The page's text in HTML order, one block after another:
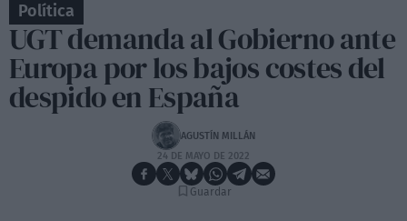
Política
UGT demanda al Gobierno ante
Europa por los bajos costes del
despido en España
AGUSTÍN MILLÁN
24 DE MAYO DE 2022
Guardar